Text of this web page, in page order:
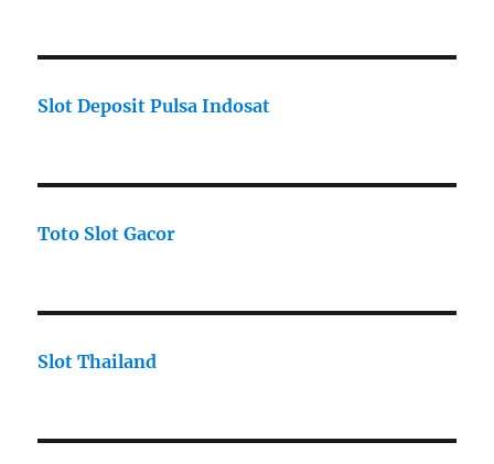
Slot Deposit Pulsa Indosat
Toto Slot Gacor
Slot Thailand